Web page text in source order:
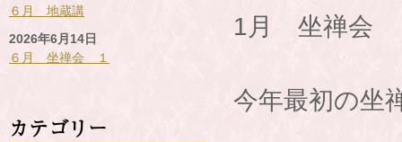
６月 地蔵講
６月 坐禅会 １
2026年6月14日
カテゴリー
1月 坐禅会
今年最初の坐